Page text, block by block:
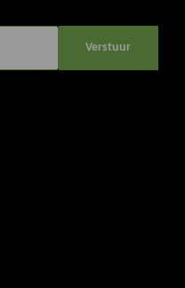
Verstuur